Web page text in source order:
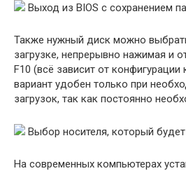
Выход из BIOS с сохранением
Также нужный диск можно
загрузке, непрерывно нажимая и
F10 (всё зависит от
вариант удобен только при
загрузок, так как постоянно
Выбор носителя, который
На современных компьютерах